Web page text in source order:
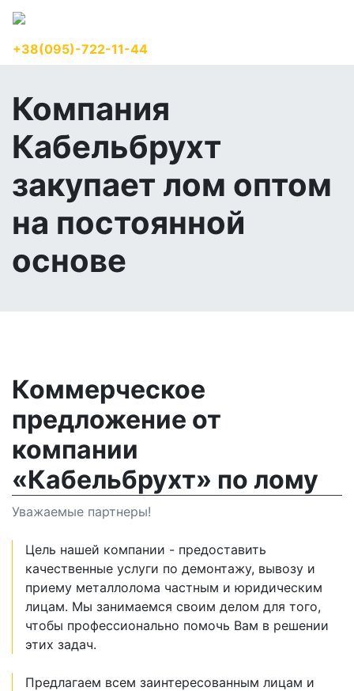
+38(095)-722-11-44
Компания
Кабельбрухт
закупает лом оптом
на постоянной
основе
Коммерческое
предложение от
компании
«Кабельбрухт» по лому
Уважаемые партнеры!
Цель нашей компании - предоставить
качественные услуги по демонтажу, вывозу и
приему металлолома частным и юридическим
лицам. Мы занимаемся своим делом для того,
чтобы профессионально помочь Вам в решении
этих задач.
Предлагаем всем заинтересованным лицам и